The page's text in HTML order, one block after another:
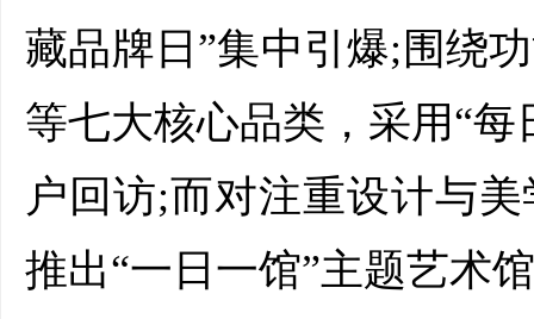
藏品牌日”集中引爆;围绕
等七大核心品类，采用“
户回访;而对注重设计与
推出“一日一馆”主题艺